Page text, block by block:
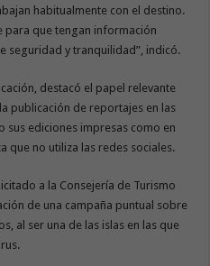
habitualmente con el destino.
para que tengan información
seguridad y tranquilidad”, indicó.
destacó el papel relevante
publicación de reportajes en las
sus ediciones impresas como en
que no utiliza las redes sociales.
a la Consejería de Turismo
de una campaña puntual sobre
al ser una de las islas en las que